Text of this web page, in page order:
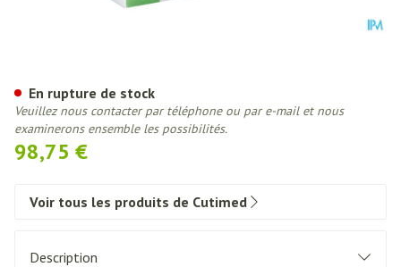
98,75 €
En rupture de stock
Veuillez nous contacter par téléphone ou par e-mail et nous
examinerons ensemble les possibilités.
Voir tous les produits de Cutimed
Description